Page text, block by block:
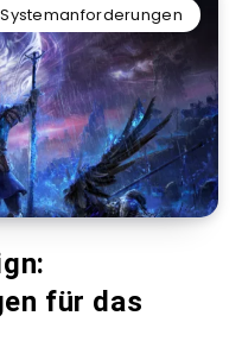
Systemanforderungen
für das